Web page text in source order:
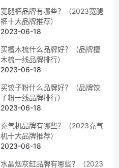
宽腿裤品牌有哪些？（2023宽腿
裤十大品牌推荐）
2023-06-18
买檀木梳什么品牌好？（品牌檀
木梳一线品牌排行）
2023-06-18
买饺子粉什么品牌好？（品牌饺
子粉一线品牌排行）
2023-06-18
充气机品牌有哪些？（2023充气
机十大品牌推荐）
2023-06-18
水晶烟灰缸品牌有哪些？（2023